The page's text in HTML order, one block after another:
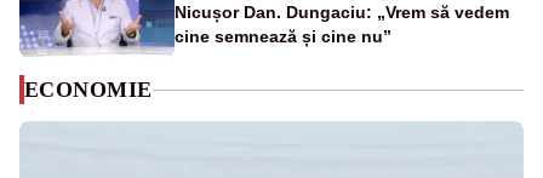
Nicușor Dan. Dungaciu: „Vrem să vedem
cine semnează și cine nu”
ECONOMIE